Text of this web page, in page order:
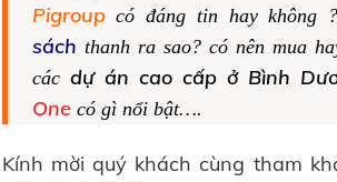
Pigroup có đáng tin hay không ?
sách thanh ra sao? có nên mua
các dự án cao cấp ở Bình
One có gì nổi bật….
Kính mời quý khách cùng tham